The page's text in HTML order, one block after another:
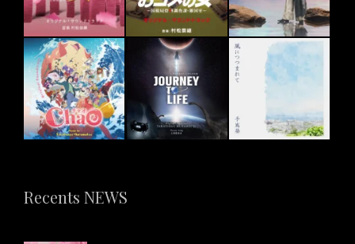
Recents NEWS